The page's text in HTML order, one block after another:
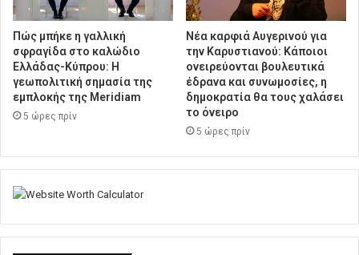
Πώς μπήκε η γαλλική
σφραγίδα στο καλώδιο
Ελλάδας-Κύπρου: Η
γεωπολιτική σημασία της
εμπλοκής της Meridiam
5 ώρες πρίν
Νέα καρφιά Αυγερινού για
την Καρυστιανού: Kάποιοι
ονειρεύονται βουλευτικά
έδρανα και συνωμοσίες, η
δημοκρατία θα τους χαλάσει
το όνειρο
5 ώρες πρίν